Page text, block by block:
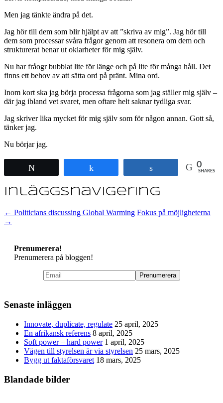
Men jag tänkte ändra på det.
Jag hör till dem som blir hjälpt av att ”skriva av mig”. Jag hör till
dem som processar svåra frågor genom att resonera om dem och
strukturerat benar ut oklarheter för mig själv.
Nu har fråogr bubblat lite för länge och på lite för många håll. Det
finns ett behov av att sätta ord på pränt. Mina ord.
Inom kort ska jag börja processa frågorna som jag ställer mig själv –
där jag ibland vet svaret, men oftare helt saknar tydliga svar.
Jag skriver lika mycket för mig själv som för någon annan. Gott så,
tänker jag.
Nu börjar jag.
0
SHARES
Inläggsnavigering
← Politicians discussing Global Warming Fokus på möjligheterna
→
Prenumerera!
Prenumerera på bloggen!
Senaste inläggen
Innovate, duplicate, regulate 25 april, 2025
En afrikansk referens 8 april, 2025
Soft power – hard power 1 april, 2025
Vägen till styrelsen är via styrelsen 25 mars, 2025
Bygg ut faktaförsvaret 18 mars, 2025
Blandade bilder